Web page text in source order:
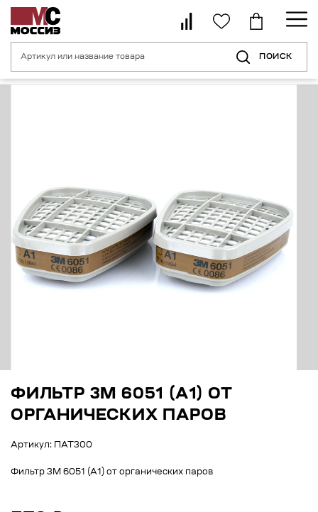
ПОИСК
Главная страница Средства индивидуальной защиты
ФИЛЬТР 3М 6051 (А1) ОТ
ОРГАНИЧЕСКИХ ПАРОВ
Артикул: ПАТ300
Фильтр 3М 6051 (А1) от органических паров